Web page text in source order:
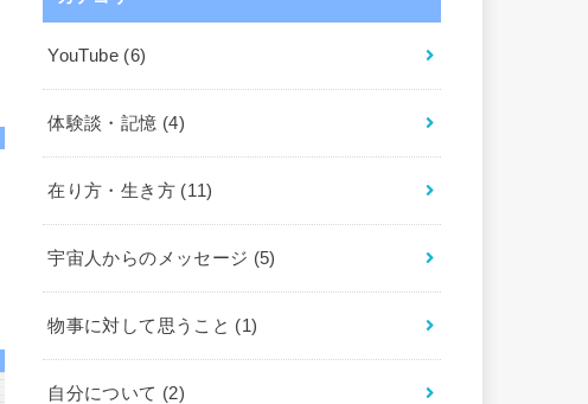
YouTube (6)
体験談・記憶 (4)
在り方・生き方 (11)
宇宙人からのメッセージ (5)
物事に対して思うこと (1)
自分について (2)